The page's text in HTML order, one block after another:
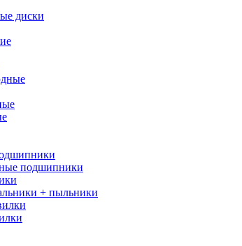
диски
подшипники
+ пыльники